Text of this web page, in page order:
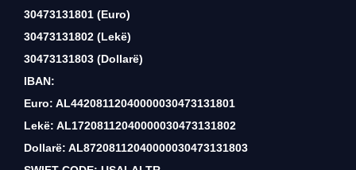
30473131801 (Euro)
30473131802 (Lekë)
30473131803 (Dollarë)
IBAN:
Euro: AL44208112040000030473131801
Lekë: AL17208112040000030473131802
Dollarë: AL87208112040000030473131803